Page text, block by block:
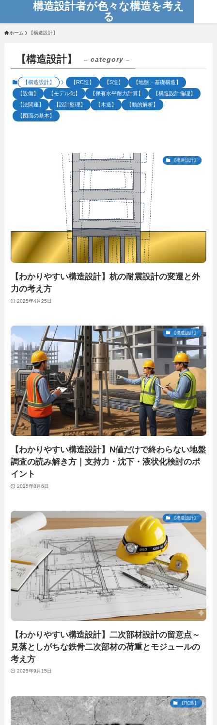
構造設計者が色々な構造を考え
る
ホーム 【構造設計】
【構造設計】 – category –
【構造設計】 【RC造】 【S造】
【地盤・基礎構造】
【設備】
【モデル化】 【保有水平耐力計算】
【構造設計倫理】
【法関連】
【設計監理】 【木造】
【動的解析】
【図面の基本】
【構造設計】
【わかりやすい構造設計】杭の耐震設計の変遷と外
力の考え方
2025年4月25日
【構造設計】
【わかりやすい構造設計】N値だけで終わらない地盤
調査の読み解き方｜支持力・沈下・液状化検討のポ
イント
2025年8月6日
【構造設計】
【わかりやすい構造設計】二次部材設計の留意点～
見落としがちな鉄骨二次部材の荷重とモジュールの
考え方
2025年9月15日
【RC造】